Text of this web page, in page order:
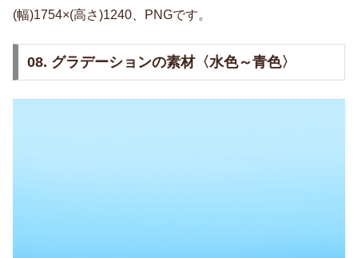
(幅)1754×(高さ)1240、PNGです。
08. グラデーションの素材〈水色～青色〉